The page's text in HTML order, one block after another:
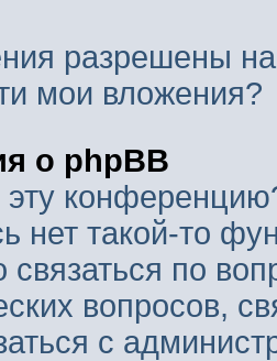
разрешены
мои вложения?
о phpBB
эту
нет такой-то
по
вопросов,
с